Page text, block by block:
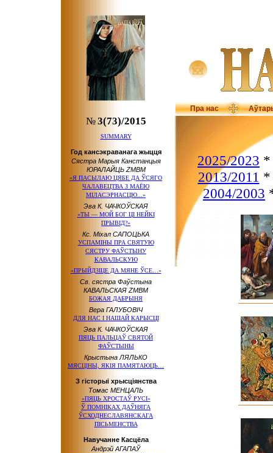
Пра нас
№3(73)/2015
SUMMARY
Год кансэкраванага жыцця
Сястра Марыя Канстанцыя
ЮРАЛАЙЦЬ ZMBM
«Я ПАСЫЛАЮ ЦЯБЕ ДА ЎСЯГО
ЧАЛАВЕЦТВА З МАЁЮ
МІЛАСЭРНАСЦЮ...»
Эва К. ЧАЧКОЎСКАЯ
«ТЫ — МОЙ БОГ ЦІ НЕЙКІ
ПРЫВІД?»
Кс. Міхал САПОЦЬКА
УСПАМІНЫ ПРА СВЯТУЮ
СЯСТРУ ФАЎСТЫНУ
КАВАЛЬСКУЮ
«ПРЫЙДЗІЦЕ ДА МЯНЕ ЎСЕ…»
Св. сястра Фаўстына
КАВАЛЬСКАЯ ZMBM
БОЖАЯ ДАБРЫНЯ
Вера ГАЛУБОВІЧ
ДЛЯ НАС І НАШАЙ КАРЫСЦІ
Эва К. ЧАЧКОЎСКАЯ
ПЯЦЬ ПАЛЬЦАЎ СВЯТОЙ
ФАЎСТЫНЫ
Крыстына ЛЯЛЬКО
МЯСЦІНЫ, ЯКІЯ ПАМЯТАЮЦЬ…
З гісторыі хрысціянства
Томас МЕНЦАЛЬ
«ПЯЦЬ ХРОСТАЎ РУСІ»
Ў ПОМНІКАХ ДАЎНЯГА
ЎСХОДНЕСЛАВЯНСКАГА
ПІСЬМЕНСТВА
Навучанне Касцёла
Андрэй АГАПАЎ
2025/2023
2013/2011
2004/2003